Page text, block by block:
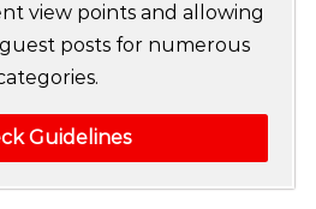
view points and allowing
posts for numerous
Guidelines